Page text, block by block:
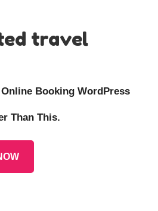
travel
Booking WordPress
Than This.